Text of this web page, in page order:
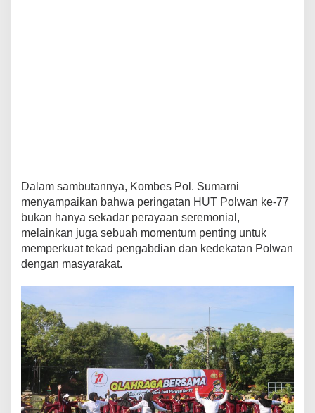
Dalam sambutannya, Kombes Pol. Sumarni
menyampaikan bahwa peringatan HUT Polwan ke-77
bukan hanya sekadar perayaan seremonial,
melainkan juga sebuah momentum penting untuk
memperkuat tekad pengabdian dan kedekatan Polwan
dengan masyarakat.